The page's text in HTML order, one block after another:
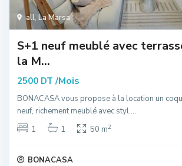
all, La Marsa
S+1 neuf meublé avec
la M...
2500 DT /Mois
BONACASA vous propose à la location un
neuf, richement meublé avec styl...
1
1 50 m2
BONACASA